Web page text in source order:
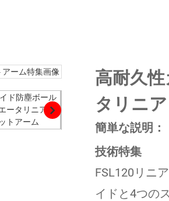
高耐久
タリニ
簡単な説明：
技術特集
FSL120リニ
イドと4つの